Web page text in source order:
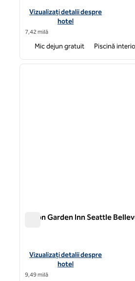
Vizualizați detaliile hotelului
Vizualizați detalii despre
hotel
7,42 milă
Mic dejun gratuit Piscină
1 din 12
Hilton Garden Inn Seattle
Vizualizați detaliile hotelului Hilton
Vizualizați detalii despre
hotel
9,49 milă